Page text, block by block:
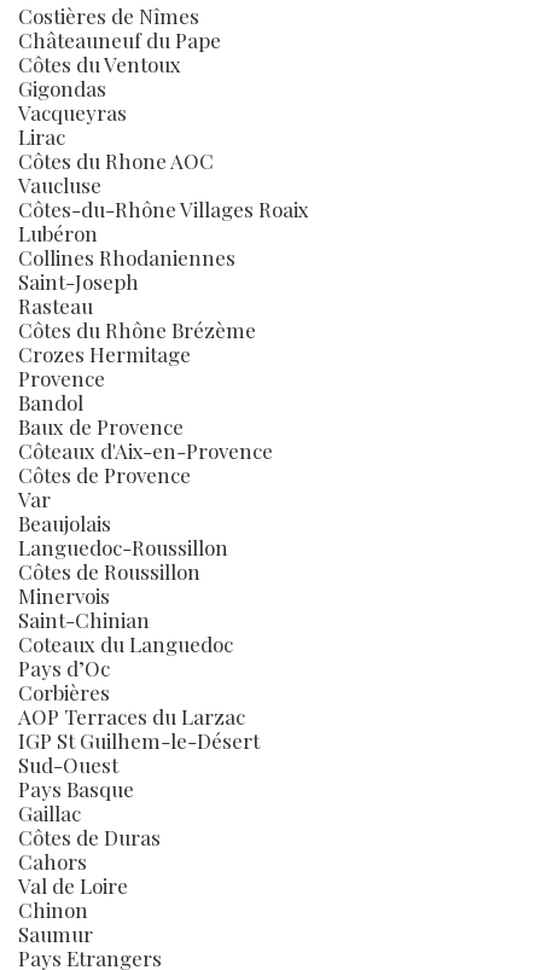
Costières de Nîmes
Châteauneuf du Pape
Côtes du Ventoux
Gigondas
Vacqueyras
Lirac
Côtes du Rhone AOC
Vaucluse
Côtes-du-Rhône Villages Roaix
Lubéron
Collines Rhodaniennes
Saint-Joseph
Rasteau
Côtes du Rhône Brézème
Crozes Hermitage
Provence
Bandol
Baux de Provence
Côteaux d'Aix-en-Provence
Côtes de Provence
Var
Beaujolais
Languedoc-Roussillon
Côtes de Roussillon
Minervois
Saint-Chinian
Coteaux du Languedoc
Pays d’Oc
Corbières
AOP Terraces du Larzac
IGP St Guilhem-le-Désert
Sud-Ouest
Pays Basque
Gaillac
Côtes de Duras
Cahors
Val de Loire
Chinon
Saumur
Pays Etrangers